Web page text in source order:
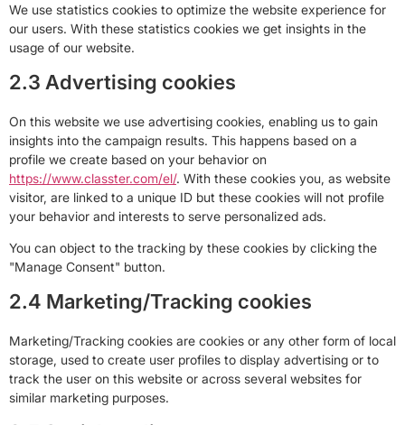
We use statistics cookies to optimize the website experience for
our users. With these statistics cookies we get insights in the
usage of our website.
2.3 Advertising cookies
On this website we use advertising cookies, enabling us to gain
insights into the campaign results. This happens based on a
profile we create based on your behavior on
https://www.classter.com/el/. With these cookies you, as website
visitor, are linked to a unique ID but these cookies will not profile
your behavior and interests to serve personalized ads.
You can object to the tracking by these cookies by clicking the
"Manage Consent" button.
2.4 Marketing/Tracking cookies
Marketing/Tracking cookies are cookies or any other form of local
storage, used to create user profiles to display advertising or to
track the user on this website or across several websites for
similar marketing purposes.